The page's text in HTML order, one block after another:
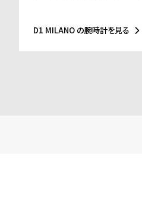
されたデザインは、流行を追
ことでしょう。Forbesによっ
などファッション業界のトッ
D1 MILANO の腕時計を見る